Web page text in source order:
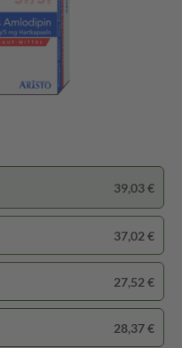
39,03 €
37,02 €
27,52 €
28,37 €